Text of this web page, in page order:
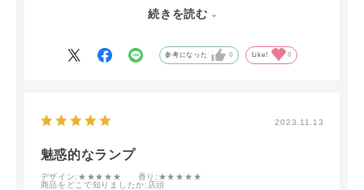
光に当てるとまた違った赴きでとても神秘的な表情になり引
続きを読む
参考になった 0 Like! 0
2023.11.13
魅惑的なランプ
デザイン:★★★★★ 香り :★★★★★
商品をどこで知りましたか:店頭